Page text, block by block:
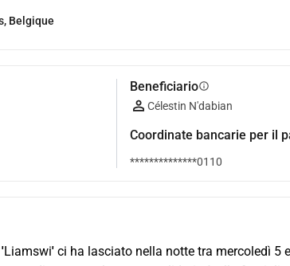
Belgique
Beneficiarioinfo
Célestin N'dabian
Coordinate bancarie per il
**************0110
'Liamswi' ci ha lasciato nella notte tra mercoledì 5